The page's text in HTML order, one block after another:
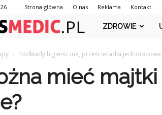
Strona główna O nas Reklama Kontakt
PlusMedic.pl
ZDROWIE
Podkłady higieniczne, prześcieradła jednorazowe
mieć